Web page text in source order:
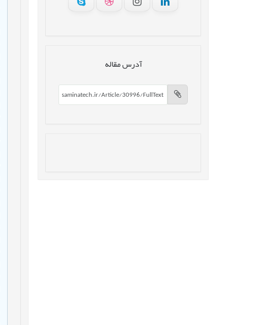
آدرس مقاله